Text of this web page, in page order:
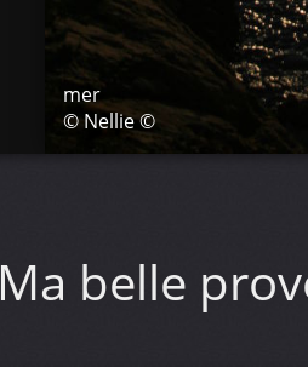
mer
© Nellie ©
Ma belle